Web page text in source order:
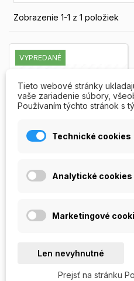
Zobrazenie 1-1 z 1 položiek
VYPREDANÉ
Farebné tipy so
krátka nalepovacia plocha.
STOCK
Tieto webové stránky
vaše zariadenie súbory,
Používaním týchto stránok s
Technické cookies
Analytické cookies
Marketingové
Len nevyhnutné
Prejsť na stránku